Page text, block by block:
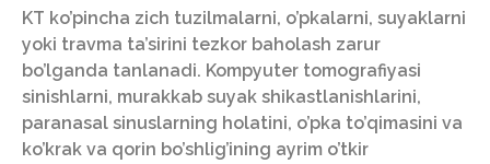
KT ko’pincha zich tuzilmalarni, o’pkalarni, suyaklarni
yoki travma ta’sirini tezkor baholash zarur
bo’lganda tanlanadi. Kompyuter tomografiyasi
sinishlarni, murakkab suyak shikastlanishlarini,
paranasal sinuslarning holatini, o’pka to’qimasini va
ko’krak va qorin bo’shlig’ining ayrim o’tkir